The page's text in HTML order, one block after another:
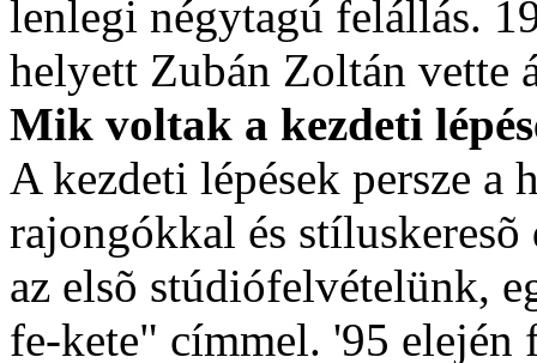
lenlegi négytagú felállás.
helyett Zubán Zoltán vette
Mik voltak a kezdeti
A kezdeti lépések persze
rajongókkal és
az elsõ stúdiófelvételünk,
fe-kete" címmel. '95 elején